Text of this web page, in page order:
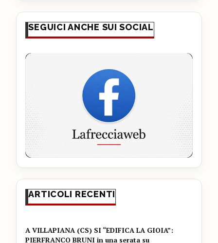
SEGUICI ANCHE SUI SOCIAL
ARTICOLI RECENTI
A VILLAPIANA (CS) SI “EDIFICA LA GIOIA”:
PIERFRANCO BRUNI in una serata su